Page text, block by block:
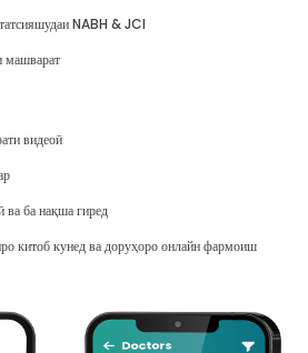
NABH & JCI
машварат
видеоӣ
ва ба нақша гиред
китоб кунед ва доруҳоро онлайн фармоиш